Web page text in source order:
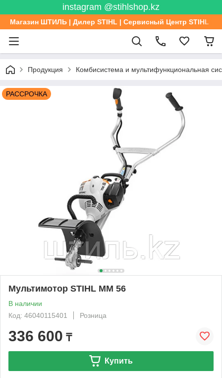
instagram @stihlshop.kz
Магазин ШТИЛЬ | Дилер STIHL | Сервисный Центр STIHL
Продукция Комбисистема и мультифункциональная
РАССРОЧКА
Мультимотор STIHL MM 56
В наличии
Код: 46040115401
Розница
336 600 ₸
Купить